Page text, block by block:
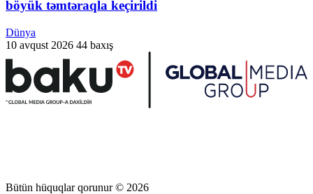
böyük təmtəraqla keçirildi
Dünya
10 avqust 2026 44 baxış
Bütün hüquqlar qorunur © 2026